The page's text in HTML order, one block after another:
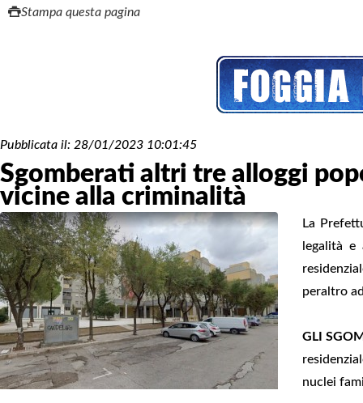
Stampa questa pagina
Pubblicata il: 28/01/2023 10:01:45
Sgomberati altri tre alloggi
vicine alla criminalità
La
legalità
peraltro
GLI
nuclei